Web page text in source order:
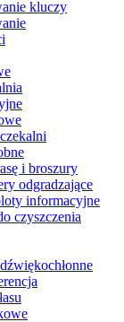
kluczy
i broszury
odgradzające
informacyjne
czyszczenia